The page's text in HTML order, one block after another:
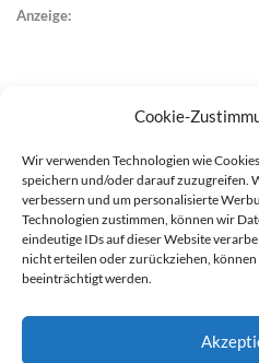
Cookie-
Wir verwenden Technologien wie
speichern und/oder darauf zuzugreifen.
verbessern und um personalisierte
Technologien zustimmen, können wir
eindeutige IDs auf dieser Website
nicht erteilen oder zurückziehen,
beeinträchtigt werden.
Anzeige: